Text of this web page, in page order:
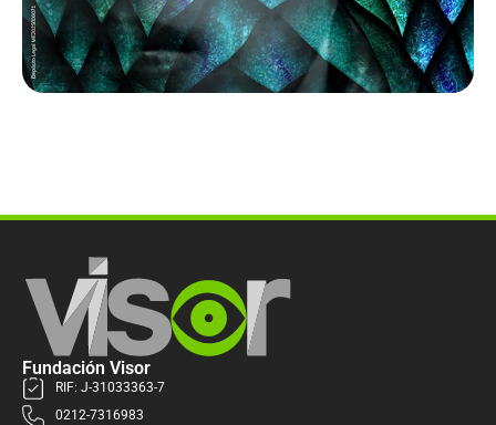
Fundación Visor
RIF: J-31033363-7
0212-7316983